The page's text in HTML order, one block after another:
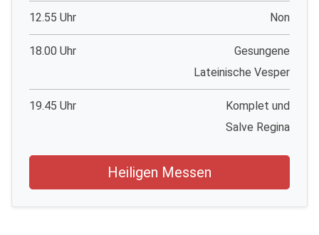
12.55 Uhr Non
18.00 Uhr
Gesungene
Lateinische Vesper
19.45 Uhr
Komplet und
Salve Regina
Heiligen Messen